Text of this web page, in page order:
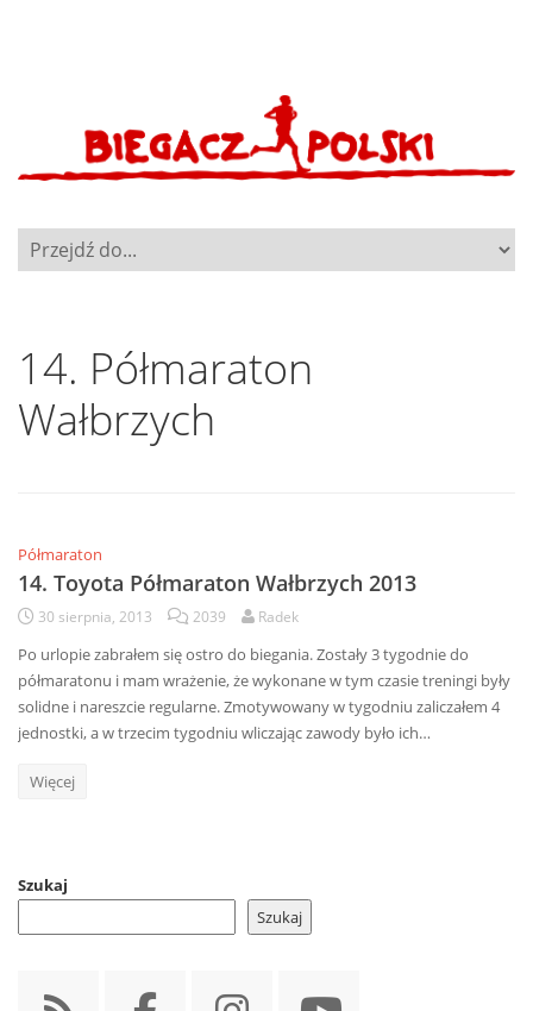
14. Półmaraton
Wałbrzych
Półmaraton
14. Toyota Półmaraton Wałbrzych 2013
30 sierpnia, 2013 2039 Radek
Po urlopie zabrałem się ostro do biegania. Zostały 3 tygodnie do
półmaratonu i mam wrażenie, że wykonane w tym czasie treningi były
solidne i nareszcie regularne. Zmotywowany w tygodniu zaliczałem 4
jednostki, a w trzecim tygodniu wliczając zawody było ich…
Więcej
Szukaj
Szukaj